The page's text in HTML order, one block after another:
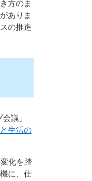
方のま
ありま
の推進
議」
生活の
化を踏
に、仕